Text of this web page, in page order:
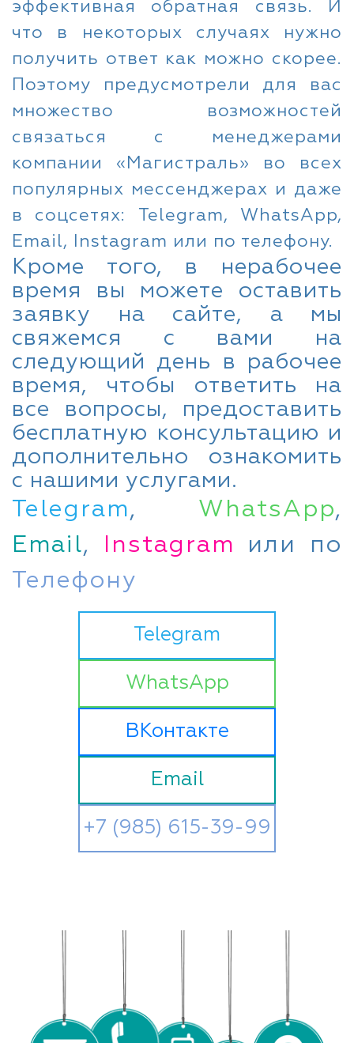
эффективная обратная связь. И
что в некоторых случаях нужно
получить ответ как можно скорее.
Поэтому предусмотрели для вас
множество возможностей
связаться с менеджерами
компании «Магистраль» во всех
популярных мессенджерах и даже
в соцсетях: Telegram, WhatsApp,
Email, Instagram или по телефону.
Кроме того, в нерабочее
время вы можете оставить
заявку на сайте, а мы
свяжемся с вами на
следующий день в рабочее
время, чтобы ответить на
все вопросы, предоставить
бесплатную консультацию и
дополнительно ознакомить
с нашими услугами.
Telegram, WhatsApp,
Email, Instagram или по
Телефону
Telegram
WhatsApp
ВКонтакте
Email
+7 (985) 615-39-99